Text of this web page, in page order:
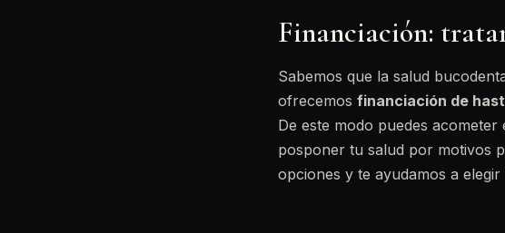
Financiación:
Sabemos que la salud
ofrecemos financiación de
De este modo puedes
posponer tu salud por motivos
opciones y te ayudamos a